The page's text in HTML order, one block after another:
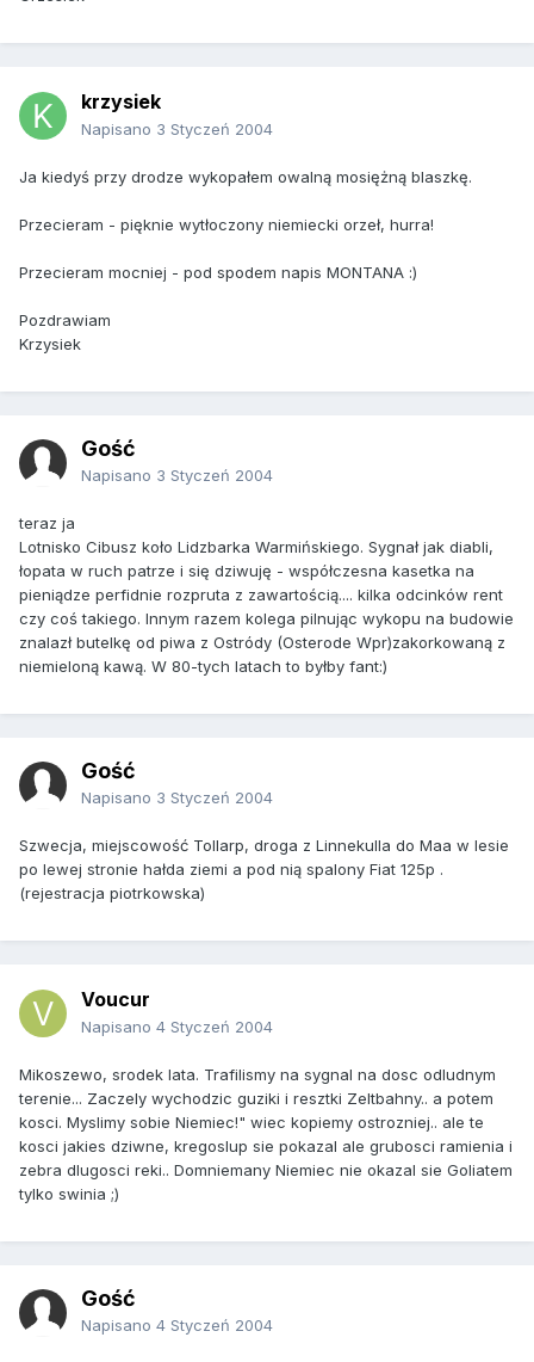
krzysiek
Napisano 3 Styczeń 2004
Ja kiedyś przy drodze wykopałem owalną mosiężną blaszkę.
Przecieram - pięknie wytłoczony niemiecki orzeł, hurra!
Przecieram mocniej - pod spodem napis MONTANA :)
Pozdrawiam
Krzysiek
Gość
Napisano 3 Styczeń 2004
teraz ja
Lotnisko Cibusz koło Lidzbarka Warmińskiego. Sygnał jak diabli,
łopata w ruch patrze i się dziwuję - współczesna kasetka na
pieniądze perfidnie rozpruta z zawartością.... kilka odcinków rent
czy coś takiego. Innym razem kolega pilnując wykopu na budowie
znalazł butelkę od piwa z Ostródy (Osterode Wpr)zakorkowaną z
niemieloną kawą. W 80-tych latach to byłby fant:)
Gość
Napisano 3 Styczeń 2004
Szwecja, miejscowość Tollarp, droga z Linnekulla do Maa w lesie
po lewej stronie hałda ziemi a pod nią spalony Fiat 125p .
(rejestracja piotrkowska)
Voucur
Napisano 4 Styczeń 2004
Mikoszewo, srodek lata. Trafilismy na sygnal na dosc odludnym
terenie... Zaczely wychodzic guziki i resztki Zeltbahny.. a potem
kosci. Myslimy sobie Niemiec!" wiec kopiemy ostrozniej.. ale te
kosci jakies dziwne, kregoslup sie pokazal ale grubosci ramienia i
zebra dlugosci reki.. Domniemany Niemiec nie okazal sie Goliatem
tylko swinia ;)
Gość
Napisano 4 Styczeń 2004